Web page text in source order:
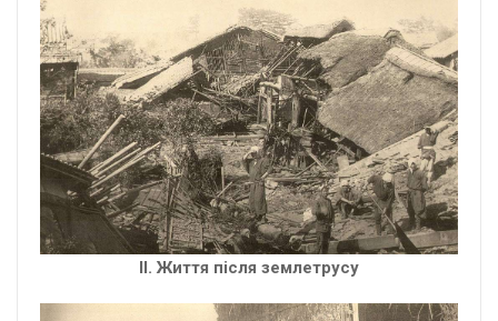
ІI. Життя після землетрусу